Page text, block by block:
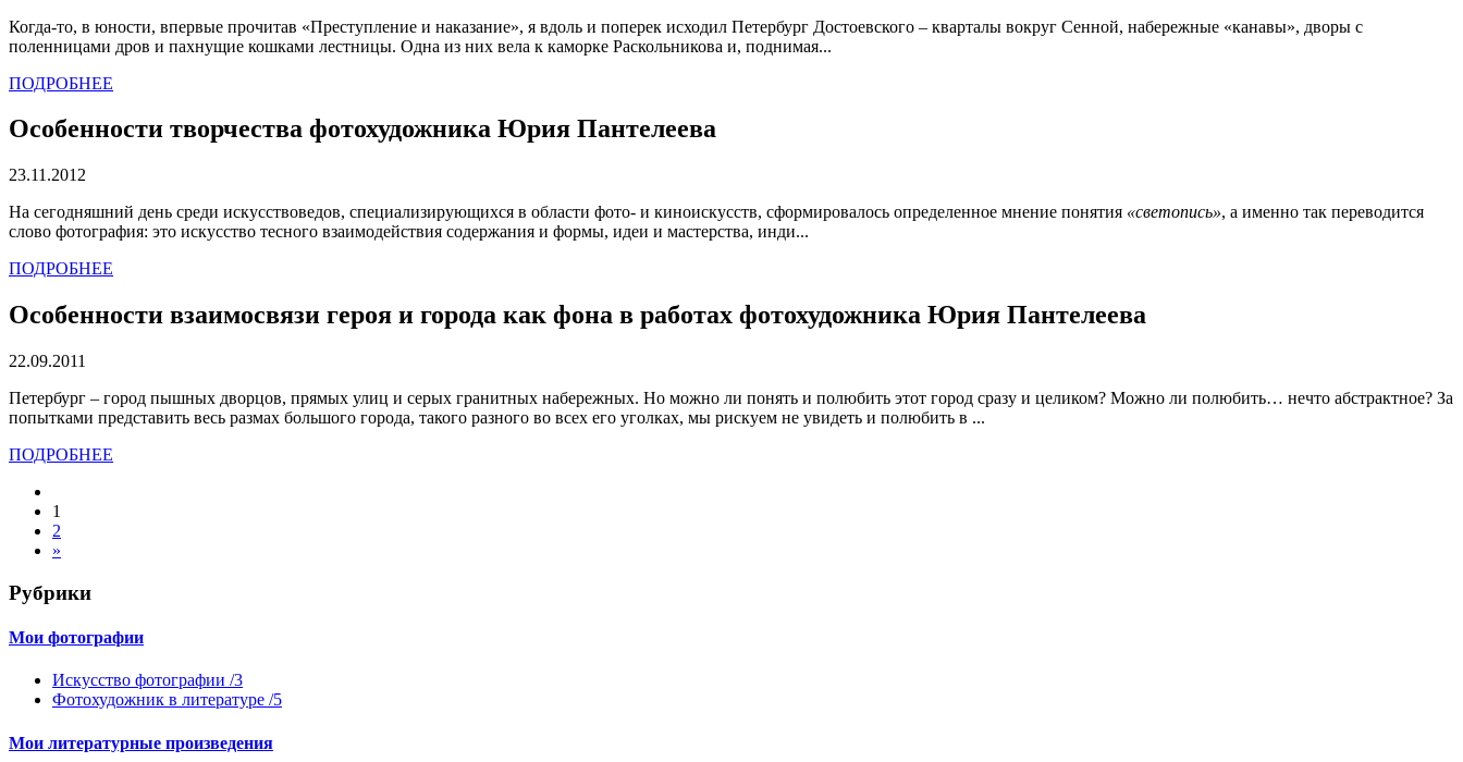
Когда-то, в юности, впервые прочитав «Преступление и наказание», я вдоль и поперек исходил Петербург Достоевского – кварталы вокруг Сенной, набережные «канавы», дворы с
поленницами дров и пахнущие кошками лестницы. Одна из них вела к каморке Раскольникова и, поднимая...
ПОДРОБНЕЕ
Особенности творчества фотохудожника Юрия Пантелеева
23.11.2012
На сегодняшний день среди искусствоведов, специализирующихся в области фото- и киноискусств, сформировалось определенное мнение понятия «светопись», а именно так переводится
слово фотография: это искусство тесного взаимодействия содержания и формы, идеи и мастерства, инди...
ПОДРОБНЕЕ
Особенности взаимосвязи героя и города как фона в работах фотохудожника Юрия Пантелеева
22.09.2011
Петербург – город пышных дворцов, прямых улиц и серых гранитных набережных. Но можно ли понять и полюбить этот город сразу и целиком? Можно ли полюбить… нечто абстрактное? За
попытками представить весь размах большого города, такого разного во всех его уголках, мы рискуем не увидеть и полюбить в ...
ПОДРОБНЕЕ
1
2
»
Рубрики
Мои фотографии
Искусство фотографии /3
Фотохудожник в литературе /5
Мои литературные произведения